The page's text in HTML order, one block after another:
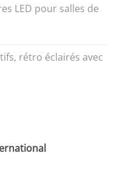
LED pour salles de
rétro éclairés avec